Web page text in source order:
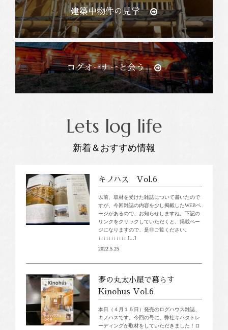
建築中物件の見学
ログオーナーと会う
Lets log life
新着＆おすすめ情報
キノハス Vol.6
以前、取材を受けた雑誌について書いたので
すが、今回雑誌の内容を少し掲載したWEBペ
ージがあるので、お知らせしますね。下記の
リンクをクリックしていただくと、掲載ペー
ジになりますので、是非ご覧ください。
↓↓↓↓↓↓↓↓↓↓↓ […]
2022.5.25
夢の丸太小屋で暮らす
Kinohus Vol.6
本日（４月１５日）発売のログハウス雑誌、
キノハスです。今回の号に、弊社キハタトレ
ーディングが取材をしていただきました！ロ